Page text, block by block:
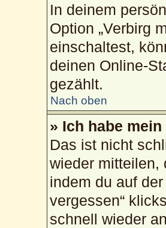
In deinem
Option „Verbirg
einschaltest,
deinen Online-
gezählt.
Nach oben
» Ich habe
Das ist nicht
wieder mitteilen,
indem du auf
vergessen“
schnell wieder